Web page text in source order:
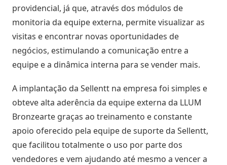
providencial, já que, através dos módulos de
monitoria da equipe externa, permite visualizar as
visitas e encontrar novas oportunidades de
negócios, estimulando a comunicação entre a
equipe e a dinâmica interna para se vender mais.
A implantação da Sellentt na empresa foi simples e
obteve alta aderência da equipe externa da LLUM
Bronzearte graças ao treinamento e constante
apoio oferecido pela equipe de suporte da Sellentt,
que facilitou totalmente o uso por parte dos
vendedores e vem ajudando até mesmo a vencer a